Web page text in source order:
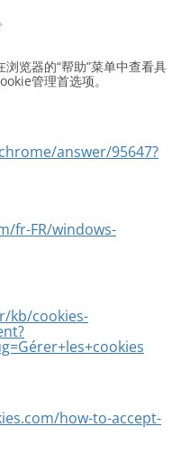
览器的“帮助”菜单中查看具
管理首选项。
answer/95647?
fr-FR/windows-
kb/cookies-
how-to-accept-